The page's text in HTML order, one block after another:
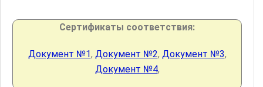
Сертификаты соответствия:
Документ №1, Документ №2, Документ №3,
Документ №4,